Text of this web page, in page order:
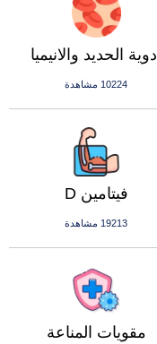
ادوية الحديد والانيميا
10224 مشاهدة
فيتامين D
19213 مشاهدة
مقويات المناعة